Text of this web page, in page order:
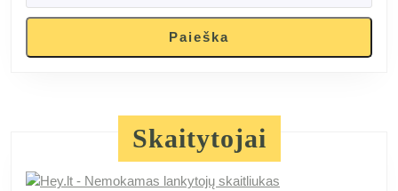
Paieška
Skaitytojai